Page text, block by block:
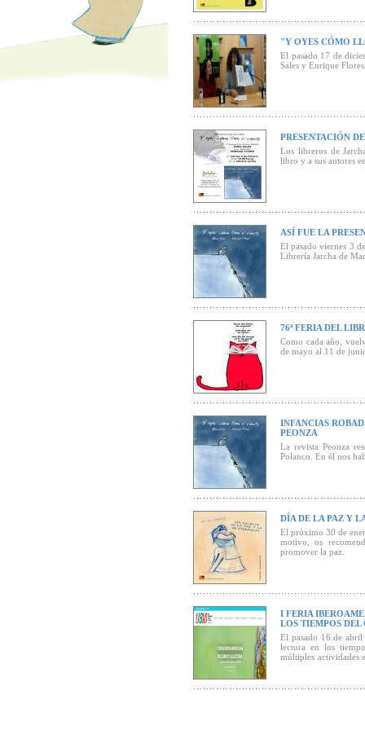
"Y OYES CÓMO
El pasado 17 de
Sales y Enrique
PRESENTACIÓN
Los libreros de
libro y a sus autores
realidad
Las ilustraciones de
apresurados,
ASÍ FUE LA
El pasado viernes 3
Librería Jarcha de
76ª FERIA DEL
Como cada año,
de mayo al 11 de
INFANCIAS
PEONZA
La revista Peonza
Polanco. En él nos
DÍA DE LA PAZ Y
El próximo 30 de
motivo, os
promover la paz.
I FERIA
LOS TIEMPOS DEL
El pasado 16 de
lectura en los
múltiples actividades